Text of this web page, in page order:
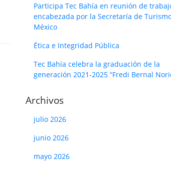
Participa Tec Bahía en reunión de
encabezada por la Secretaría de
México
Ética e Integridad Pública
Tec Bahía celebra la graduación de la
generación 2021-2025 “Fredi Bernal
Archivos
julio 2026
junio 2026
mayo 2026